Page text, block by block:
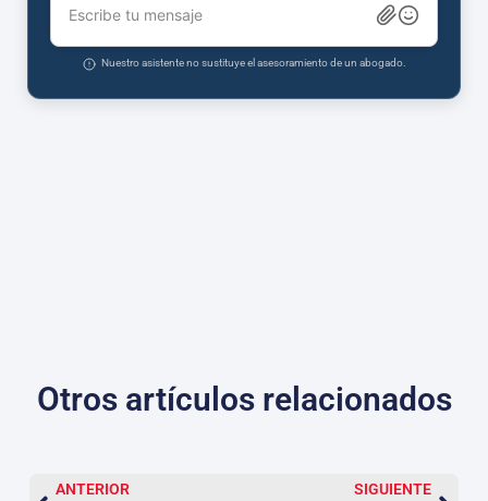
Escribe tu mensaje
Nuestro asistente no sustituye el asesoramiento de un abogado.
Otros artículos relacionados
ANTERIOR
SIGUIENTE